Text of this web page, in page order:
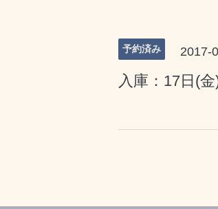
予約済み 2017-
入庫：17日(